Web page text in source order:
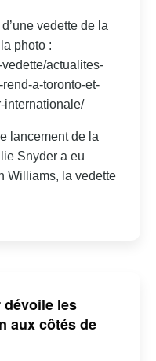
vedette de la
photo :
actualites-
a-toronto-et-
internationale/
lancement de la
Snyder a eu
Williams, la vedette
dévoile les
aux côtés de